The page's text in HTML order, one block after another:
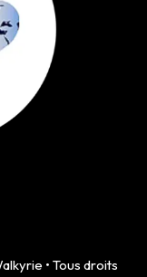
• Tous droits